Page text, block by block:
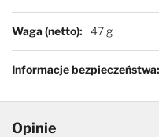
Waga (netto) 47 g
Informacje bezpieczeństwa
Opinie